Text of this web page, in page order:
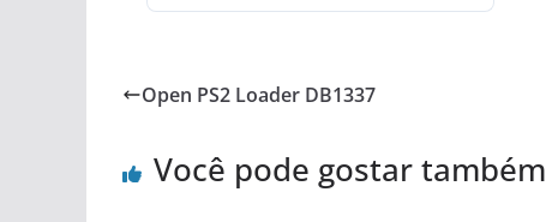
Open PS2 Loader DB1337
Você pode gostar também